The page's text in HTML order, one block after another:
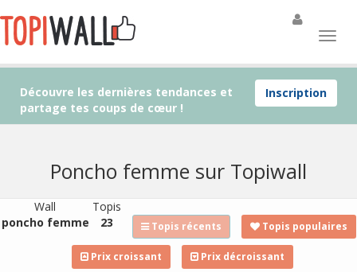
Inscription
Découvre les dernières tendances et
partage tes coups de cœur !
Poncho femme sur Topiwall
Wall
poncho femme
Topis
23
Topis récents Topis populaires
Prix croissant Prix décroissant